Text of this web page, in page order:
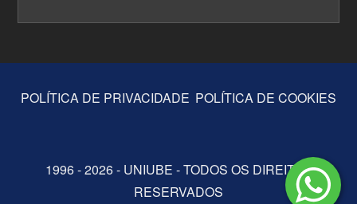
POLÍTICA DE PRIVACIDADE POLÍTICA DE COOKIES
1996 - 2026 - UNIUBE - TODOS OS DIREITOS
RESERVADOS